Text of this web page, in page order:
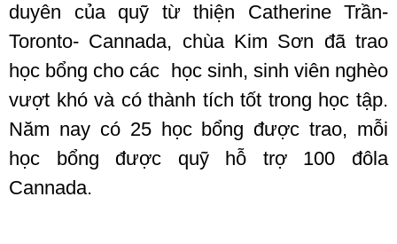
duyên của quỹ từ thiện Catherine Trần-
Toronto- Cannada, chùa Kim Sơn đã trao
học bổng cho các học sinh, sinh viên nghèo
vượt khó và có thành tích tốt trong học tập.
Năm nay có 25 học bổng được trao, mỗi
học bổng được quỹ hỗ trợ 100 đôla
Cannada.